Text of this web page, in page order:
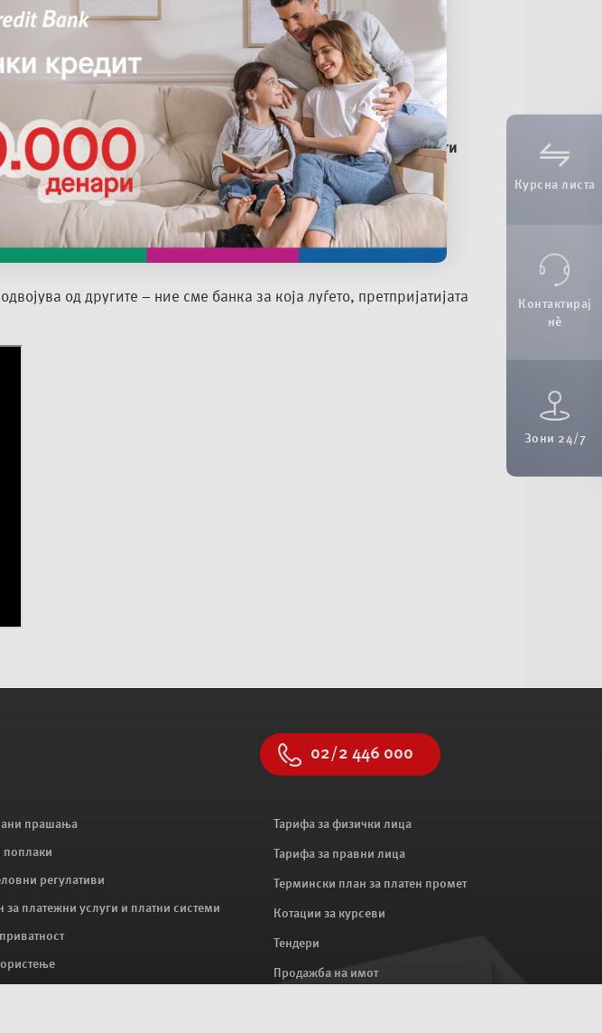
што им припаѓа на сите, природата, животната средина,
активности, се во насока на намалување на штетните
на животната средина и општественото опкружувањеи коине ги
со нула емисија на CO2. Финансиравме 150 фотоволтаични
задоволува просечна годишна потрошувачка на 9.420
одвојува од другите – ние сме банка за која луѓето, претпријатијата
Курсна листа
Контактирај
нè
Зони 24/7
02/2 446 000
Тарифа за физички лица
Тарифа за правни лица
Термински план за платен промет
Котации за курсеви
Тендери
Продажба на имот
прашања
поплаки
регулативи
платежни услуги и платни системи